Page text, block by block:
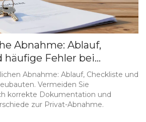
Abnahme: Ablauf,
häufige Fehler bei
Abnahme: Ablauf, Checkliste und
Vermeiden Sie
korrekte Dokumentation und
zur Privat-Abnahme.